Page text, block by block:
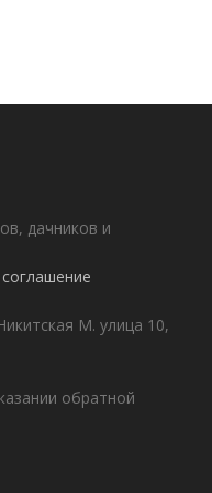
дачников и
М. улица 10,
обратной